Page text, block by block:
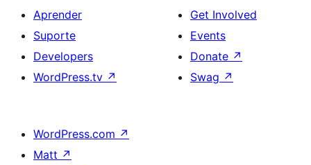
Aprender
Suporte
Developers
WordPress.tv ↗
Get Involved
Events
Donate ↗
Swag ↗
WordPress.com ↗
Matt ↗